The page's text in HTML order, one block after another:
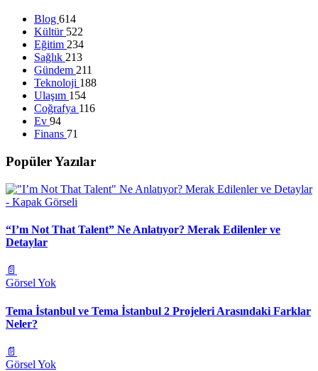
Blog 614
Kültür 522
Eğitim 234
Sağlık 213
Gündem 211
Teknoloji 188
Ulaşım 154
Coğrafya 116
Ev 94
Finans 71
Popüler Yazılar
“I’m Not That Talent” Ne Anlatıyor? Merak Edilenler ve
Detaylar
📄
Görsel Yok
Tema İstanbul ve Tema İstanbul 2 Projeleri Arasındaki Farklar
Neler?
📄
Görsel Yok